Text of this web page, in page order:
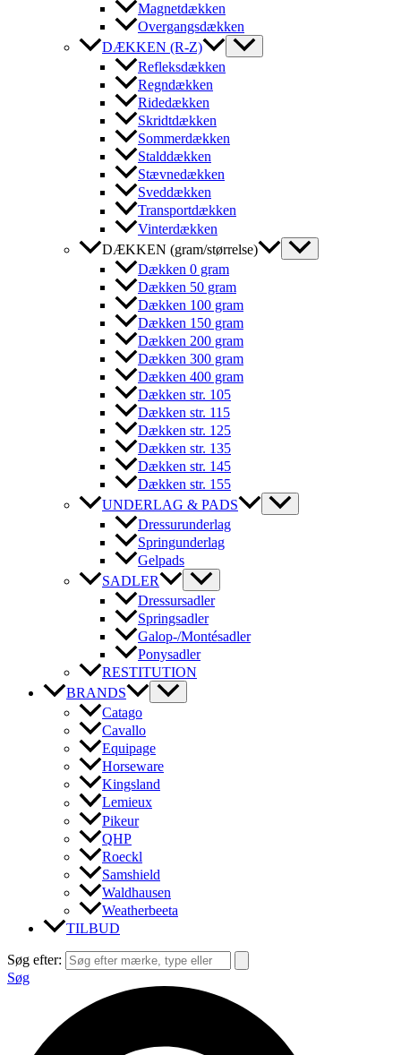
Magnetdækken
Overgangsdækken
DÆKKEN (R-Z)
Refleksdækken
Regndækken
Ridedækken
Skridtdækken
Sommerdækken
Stalddækken
Stævnedækken
Sveddækken
Transportdækken
Vinterdækken
DÆKKEN (gram/størrelse)
Dækken 0 gram
Dækken 50 gram
Dækken 100 gram
Dækken 150 gram
Dækken 200 gram
Dækken 300 gram
Dækken 400 gram
Dækken str. 105
Dækken str. 115
Dækken str. 125
Dækken str. 135
Dækken str. 145
Dækken str. 155
UNDERLAG & PADS
Dressurunderlag
Springunderlag
Gelpads
SADLER
Dressursadler
Springsadler
Galop-/Montésadler
Ponysadler
RESTITUTION
BRANDS
Catago
Cavallo
Equipage
Horseware
Kingsland
Lemieux
Pikeur
QHP
Roeckl
Samshield
Waldhausen
Weatherbeeta
TILBUD
Søg efter:
Søg